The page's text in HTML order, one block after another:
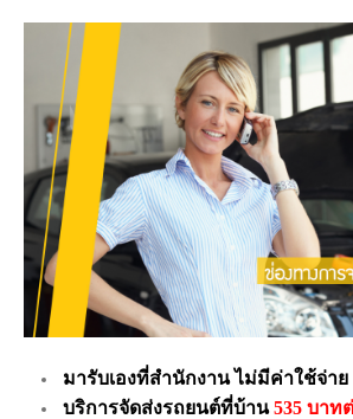
มารับเองที่สำนักงาน ไม่มีค่าใช้จ่าย
บริการจัดส่งรถยนต์ที่บ้าน535 บาท